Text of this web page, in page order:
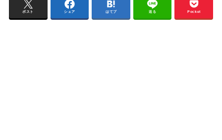
ポスト シェア はてブ 送る Pocket